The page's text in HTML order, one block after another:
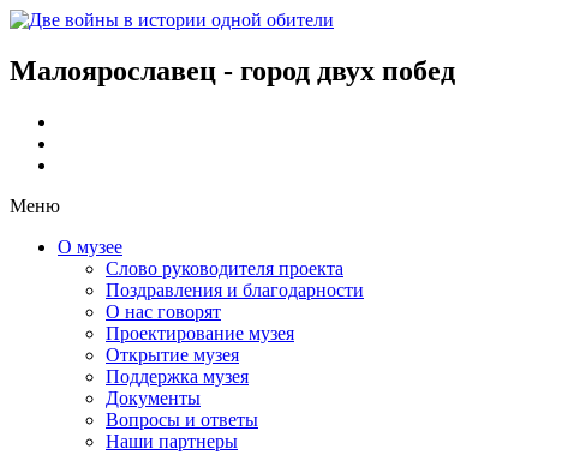
Малоярославец - город двух побед
Меню
О музее
Слово руководителя проекта
Поздравления и благодарности
О нас говорят
Проектирование музея
Открытие музея
Поддержка музея
Документы
Вопросы и ответы
Наши партнеры